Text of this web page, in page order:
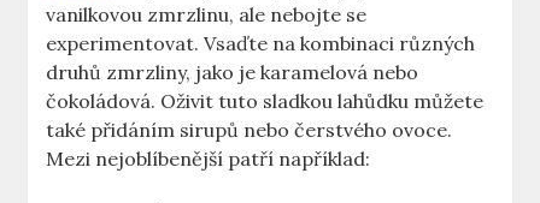
vanilkovou zmrzlinu,‌ ale nebojte se ​
experimentovat. Vsaďte na kombinaci různých
druhů zmrzliny, jako je karamelová nebo
⁤čokoládová.‌ Oživit tuto sladkou lahůdku můžete
⁣také‌ přidáním sirupů nebo čerstvého ovoce.
Mezi nejoblíbenější patří například: